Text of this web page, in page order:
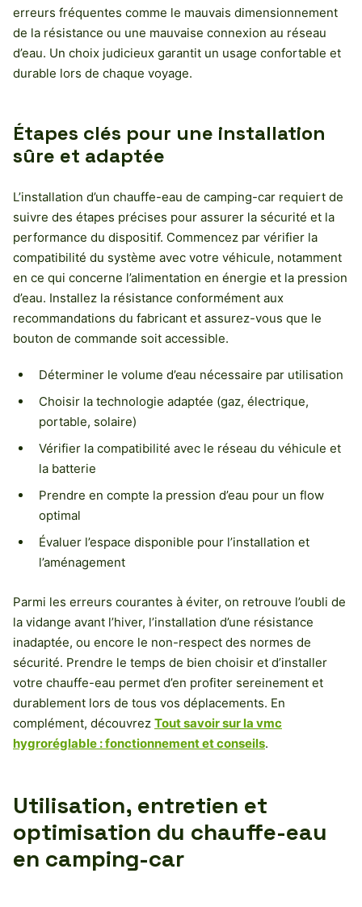
erreurs fréquentes comme le mauvais dimensionnement
de la résistance ou une mauvaise connexion au réseau
d’eau. Un choix judicieux garantit un usage confortable et
durable lors de chaque voyage.
Étapes clés pour une installation
sûre et adaptée
L’installation d’un chauffe-eau de camping-car requiert de
suivre des étapes précises pour assurer la sécurité et la
performance du dispositif. Commencez par vérifier la
compatibilité du système avec votre véhicule, notamment
en ce qui concerne l’alimentation en énergie et la pression
d’eau. Installez la résistance conformément aux
recommandations du fabricant et assurez-vous que le
bouton de commande soit accessible.
Déterminer le volume d’eau nécessaire par utilisation
Choisir la technologie adaptée (gaz, électrique,
portable, solaire)
Vérifier la compatibilité avec le réseau du véhicule et
la batterie
Prendre en compte la pression d’eau pour un flow
optimal
Évaluer l’espace disponible pour l’installation et
l’aménagement
Parmi les erreurs courantes à éviter, on retrouve l’oubli de
la vidange avant l’hiver, l’installation d’une résistance
inadaptée, ou encore le non-respect des normes de
sécurité. Prendre le temps de bien choisir et d’installer
votre chauffe-eau permet d’en profiter sereinement et
durablement lors de tous vos déplacements. En
complément, découvrez Tout savoir sur la vmc
hygroréglable : fonctionnement et conseils.
Utilisation, entretien et
optimisation du chauffe-eau
en camping-car